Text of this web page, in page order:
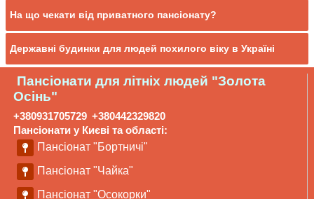
На що чекати від приватного пансіонату?
Державні будинки для людей похилого віку в Україні
Пансіонати для літніх людей "Золота
Осінь"
+380931705729 +380442329820
Пансіонати у Києві та області:
Пансіонат "Бортничі"
Пансіонат "Чайка"
Пансіонат "Осокорки"